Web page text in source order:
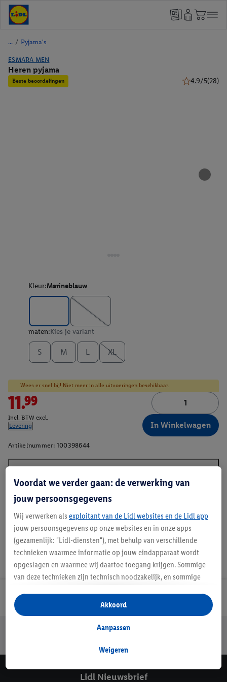
/ Pyjama's
ESMARA MEN
Heren pyjama
Beste beoordelingen 4.9/5(28)
Kleur:Marineblauw
maten:Kies je variant
S M L XL
Wees er snel bij! Niet meer in alle uitvoeringen beschikbaar.
11.99
Incl. BTW excl.
Levering
In Winkelwagen
Artikelnummer: 100398644
Beschrijving
Jouw voordelen bij ons als Lidl webshop klant
Lidl Nieuwsbrief
Voordat we verder gaan: de verwerking van
jouw persoonsgegevens
Wij verwerken als exploitant van de Lidl websites en de Lidl app
jouw persoonsgegevens op onze websites en in onze apps
(gezamenlijk: "Lidl-diensten"), met behulp van verschillende
technieken waarmee informatie op jouw eindapparaat wordt
opgeslagen en waarmee wij daartoe toegang krijgen. Sommige
van deze technieken zijn technisch noodzakelijk, en sommige
opslaan van voorkeursinstellingen, het verzamelen en
analyseren van statistieken of voor het tonen van
gepersonaliseerde reclame binnen en buiten de Lidl-diensten.
gegevens over jouw aankoopgedrag in de winkel ook voor de
Als je hier toestemming geeft aan ons voor het personaliseren
Weigeren
Aanpassen
Akkoord